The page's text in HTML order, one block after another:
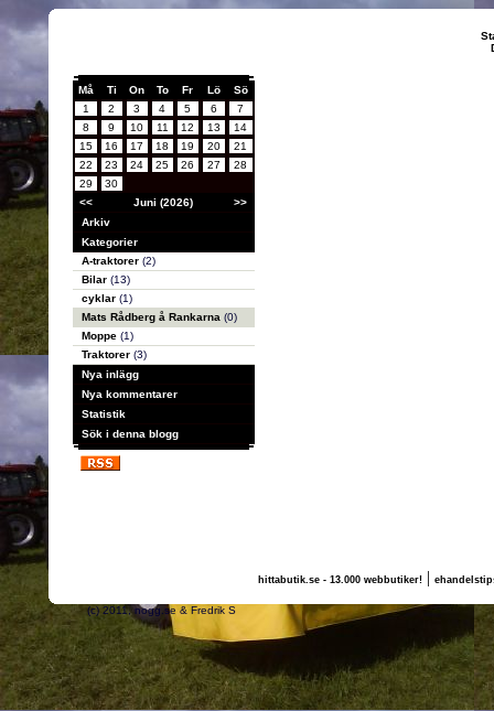
Må Ti On To Fr Lö
Sö
1
2 3 4 5 6
7
8
9 10 11 12 13
14
15
16 17 18 19 20
21
22
23 24 25 26 27
28
29
30
<<
Juni (2026)
>>
Arkiv
Kategorier
A-traktorer (2)
Bilar (13)
cyklar (1)
Mats Rådberg å Rankarna (0)
Moppe (1)
Traktorer (3)
Nya inlägg
Nya kommentarer
Statistik
Sök i denna blogg
hittabutik.se - 13.000 webbutiker!|
(c) 2011, nogg.se & Fredrik S